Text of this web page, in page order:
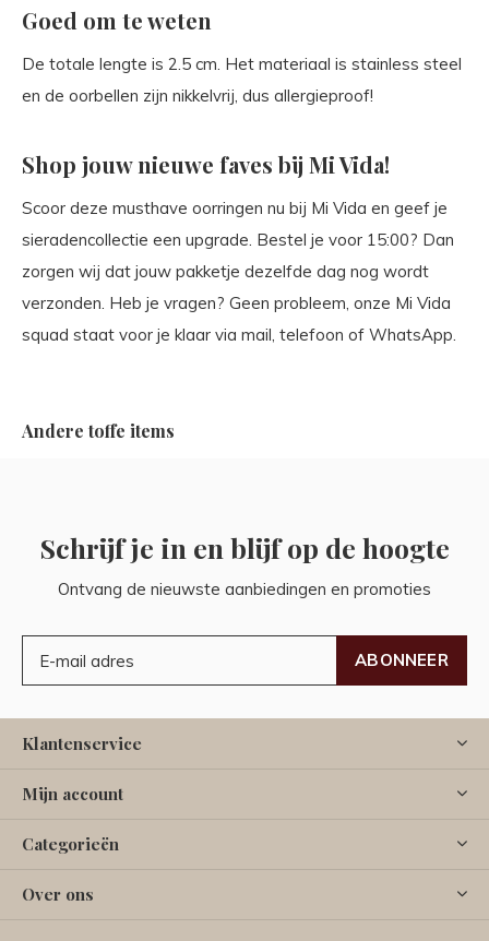
Goed om te weten
De totale lengte is 2.5 cm. Het materiaal is stainless steel
en de oorbellen zijn nikkelvrij, dus allergieproof!
Shop jouw nieuwe faves bij Mi Vida!
Scoor deze musthave oorringen nu bij Mi Vida en geef je
sieradencollectie een upgrade. Bestel je voor 15:00? Dan
zorgen wij dat jouw pakketje dezelfde dag nog wordt
verzonden. Heb je vragen? Geen probleem, onze Mi Vida
squad staat voor je klaar via mail, telefoon of WhatsApp.
Andere toffe items
Schrijf je in en blijf op de hoogte
Ontvang de nieuwste aanbiedingen en promoties
ABONNEER
Klantenservice
Mijn account
Categorieën
Over ons